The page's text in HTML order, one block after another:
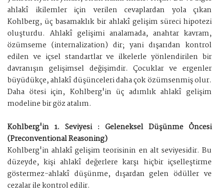
ahlakî ikilemler için verilen cevaplardan yola çıkan
Kohlberg, üç basamaklık bir ahlakî gelişim süreci hipotezi
oluşturdu. Ahlakî gelişimi analamada, anahtar kavram,
özümseme (internalization) dir; yani dışarıdan kontrol
edilen ve içsel standartlar ve ilkelerle yönlendirilen bir
davranışın gelişimsel değişimdir. Çocuklar ve ergenler
büyüdükçe, ahlakî düşünceleri daha çok özümsenmiş olur.
Daha ötesi için, Kohlberg'in üç adımlık ahlakî gelişim
modeline bir göz atalım.
Kohlberg'in 1. Seviyesi : Geleneksel Düşünme Öncesi
(Preconventional Reasoning)
Kohlberg'in ahlakî gelişim teorisinin en alt seviyesidir. Bu
düzeyde, kişi ahlakî değerlere karşı hiçbir içselleştirme
göstermez-ahlakî düşünme, dışardan gelen ödüller ve
cezalar ile kontrol edilir.